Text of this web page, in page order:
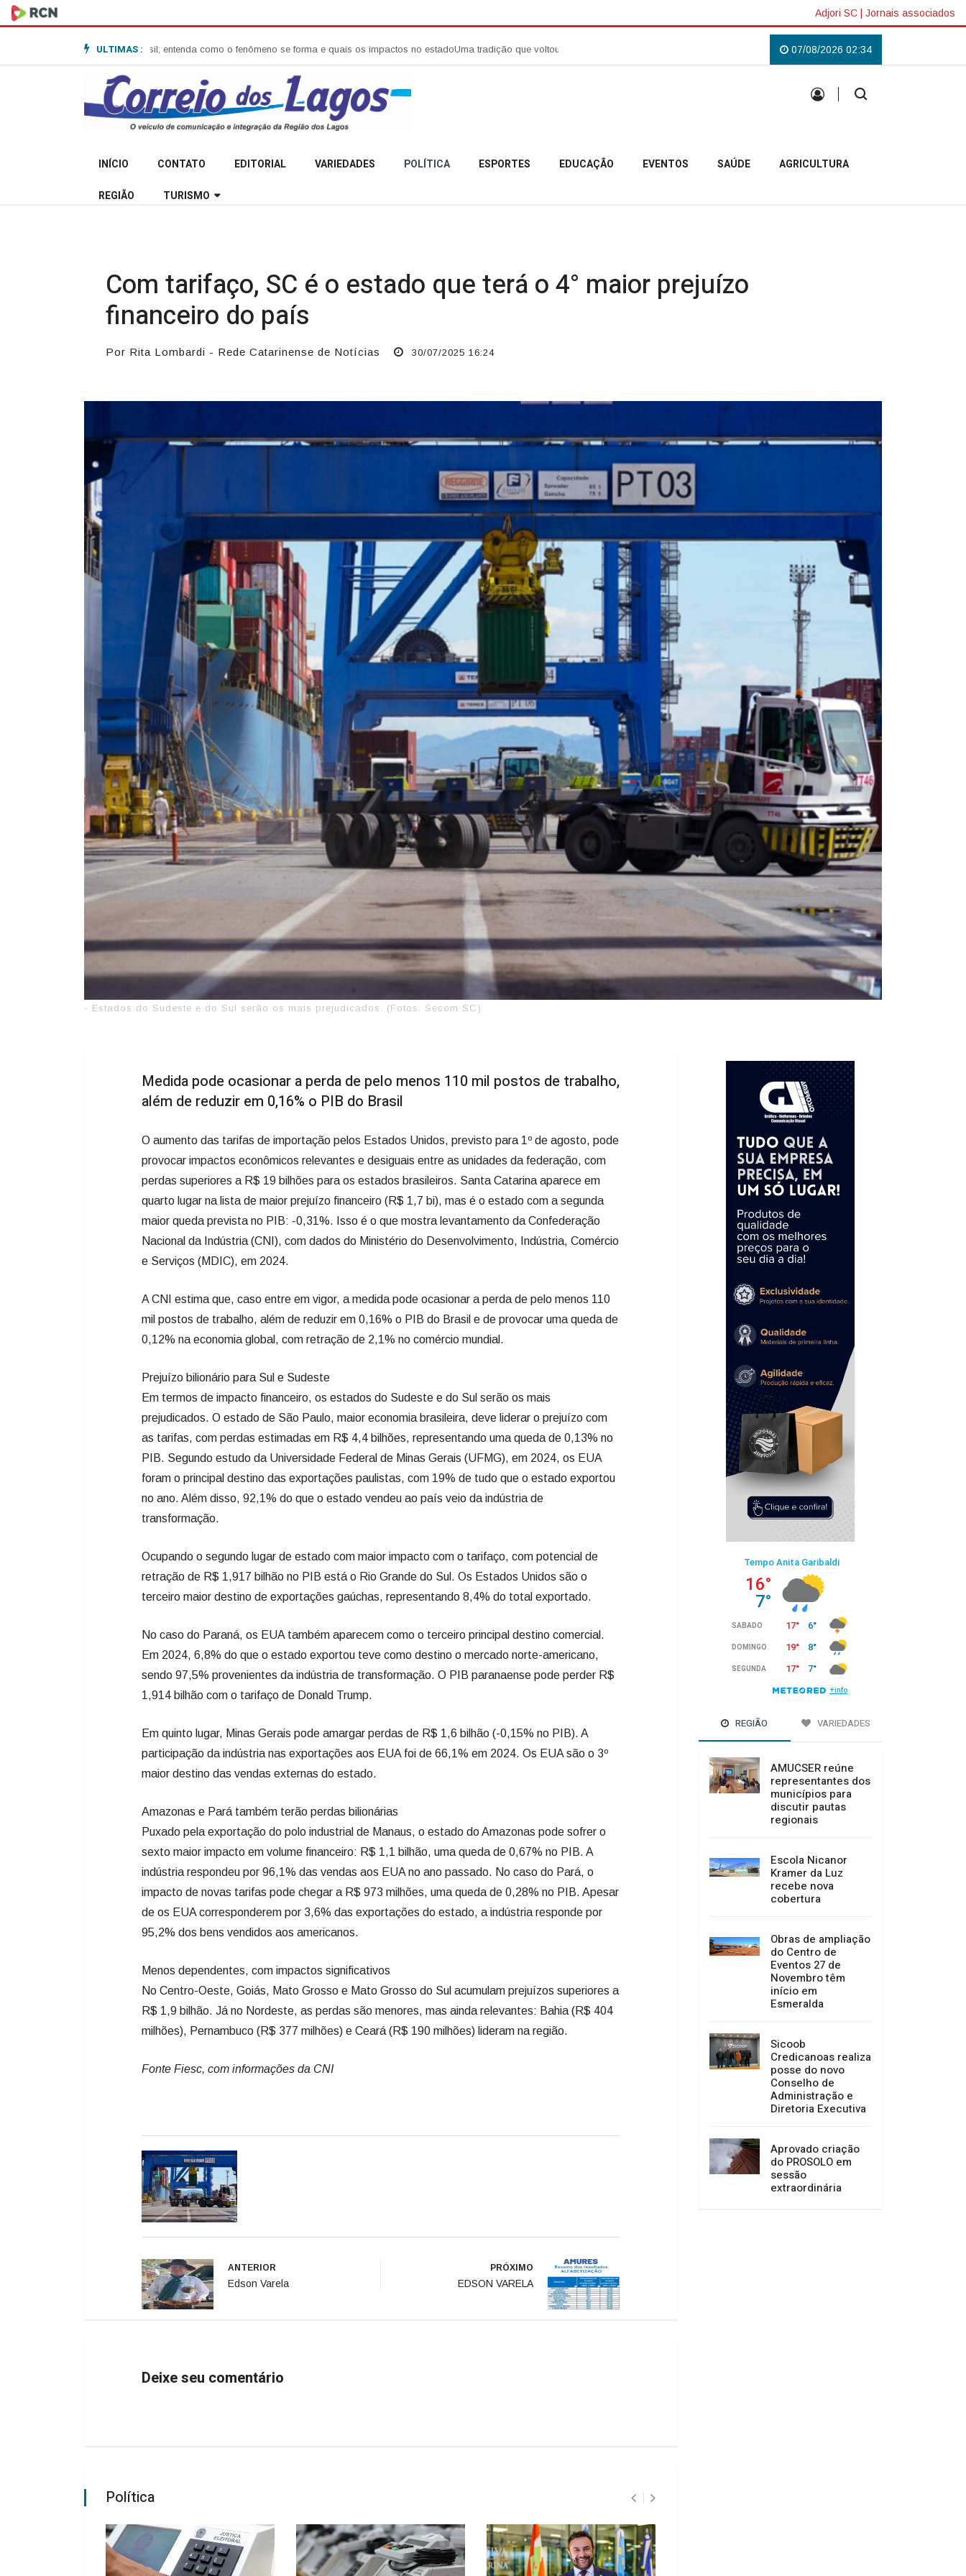
Adjori SC | Jornais associados
ULTIMAS :
no Sul do Brasil; entenda como o fenômeno se forma e quais os impactos no estadoUma tradição que voltou a reunir a comunidade campobelense Padre Pablo inicia missão em Anita Garibaldi e destaca
07/08/2026 02:34
INÍCIO CONTATO EDITORIAL VARIEDADES POLÍTICA ESPORTES EDUCAÇÃO EVENTOS SAÚDE AGRICULTURA
REGIÃO TURISMO
Com tarifaço, SC é o estado que terá o 4° maior prejuízo
financeiro do país
Por Rita Lombardi - Rede Catarinense de Notícias 30/07/2025 16:24
- Estados do Sudeste e do Sul serão os mais prejudicados. (Fotos: Secom SC)
Medida pode ocasionar a perda de pelo menos 110 mil postos de trabalho,
além de reduzir em 0,16% o PIB do Brasil
O aumento das tarifas de importação pelos Estados Unidos, previsto para 1º de agosto, pode
provocar impactos econômicos relevantes e desiguais entre as unidades da federação, com
perdas superiores a R$ 19 bilhões para os estados brasileiros. Santa Catarina aparece em
quarto lugar na lista de maior prejuízo financeiro (R$ 1,7 bi), mas é o estado com a segunda
maior queda prevista no PIB: -0,31%. Isso é o que mostra levantamento da Confederação
Nacional da Indústria (CNI), com dados do Ministério do Desenvolvimento, Indústria, Comércio
e Serviços (MDIC), em 2024.
A CNI estima que, caso entre em vigor, a medida pode ocasionar a perda de pelo menos 110
mil postos de trabalho, além de reduzir em 0,16% o PIB do Brasil e de provocar uma queda de
0,12% na economia global, com retração de 2,1% no comércio mundial.
Prejuízo bilionário para Sul e Sudeste
Em termos de impacto financeiro, os estados do Sudeste e do Sul serão os mais
prejudicados. O estado de São Paulo, maior economia brasileira, deve liderar o prejuízo com
as tarifas, com perdas estimadas em R$ 4,4 bilhões, representando uma queda de 0,13% no
PIB. Segundo estudo da Universidade Federal de Minas Gerais (UFMG), em 2024, os EUA
foram o principal destino das exportações paulistas, com 19% de tudo que o estado exportou
no ano. Além disso, 92,1% do que o estado vendeu ao país veio da indústria de
transformação.
Ocupando o segundo lugar de estado com maior impacto com o tarifaço, com potencial de
retração de R$ 1,917 bilhão no PIB está o Rio Grande do Sul. Os Estados Unidos são o
terceiro maior destino de exportações gaúchas, representando 8,4% do total exportado.
No caso do Paraná, os EUA também aparecem como o terceiro principal destino comercial.
Em 2024, 6,8% do que o estado exportou teve como destino o mercado norte-americano,
sendo 97,5% provenientes da indústria de transformação. O PIB paranaense pode perder R$
1,914 bilhão com o tarifaço de Donald Trump.
Em quinto lugar, Minas Gerais pode amargar perdas de R$ 1,6 bilhão (-0,15% no PIB). A
participação da indústria nas exportações aos EUA foi de 66,1% em 2024. Os EUA são o 3º
maior destino das vendas externas do estado.
Amazonas e Pará também terão perdas bilionárias
Puxado pela exportação do polo industrial de Manaus, o estado do Amazonas pode sofrer o
sexto maior impacto em volume financeiro: R$ 1,1 bilhão, uma queda de 0,67% no PIB. A
indústria respondeu por 96,1% das vendas aos EUA no ano passado. No caso do Pará, o
impacto de novas tarifas pode chegar a R$ 973 milhões, uma queda de 0,28% no PIB. Apesar
de os EUA corresponderem por 3,6% das exportações do estado, a indústria responde por
95,2% dos bens vendidos aos americanos.
Menos dependentes, com impactos significativos
No Centro-Oeste, Goiás, Mato Grosso e Mato Grosso do Sul acumulam prejuízos superiores a
R$ 1,9 bilhão. Já no Nordeste, as perdas são menores, mas ainda relevantes: Bahia (R$ 404
milhões), Pernambuco (R$ 377 milhões) e Ceará (R$ 190 milhões) lideram na região.
Fonte Fiesc, com informações da CNI
ANTERIOR
Edson Varela
PRÓXIMO
EDSON VARELA
Deixe seu comentário
Política
REGIÃO VARIEDADES
AMUCSER reúne
representantes dos
municípios para
discutir pautas
regionais
Escola Nicanor
Kramer da Luz
recebe nova
cobertura
Obras de ampliação
do Centro de
Eventos 27 de
Novembro têm
início em
Esmeralda
Sicoob
Credicanoas realiza
posse do novo
Conselho de
Administração e
Diretoria Executiva
Aprovado criação
do PROSOLO em
sessão
extraordinária